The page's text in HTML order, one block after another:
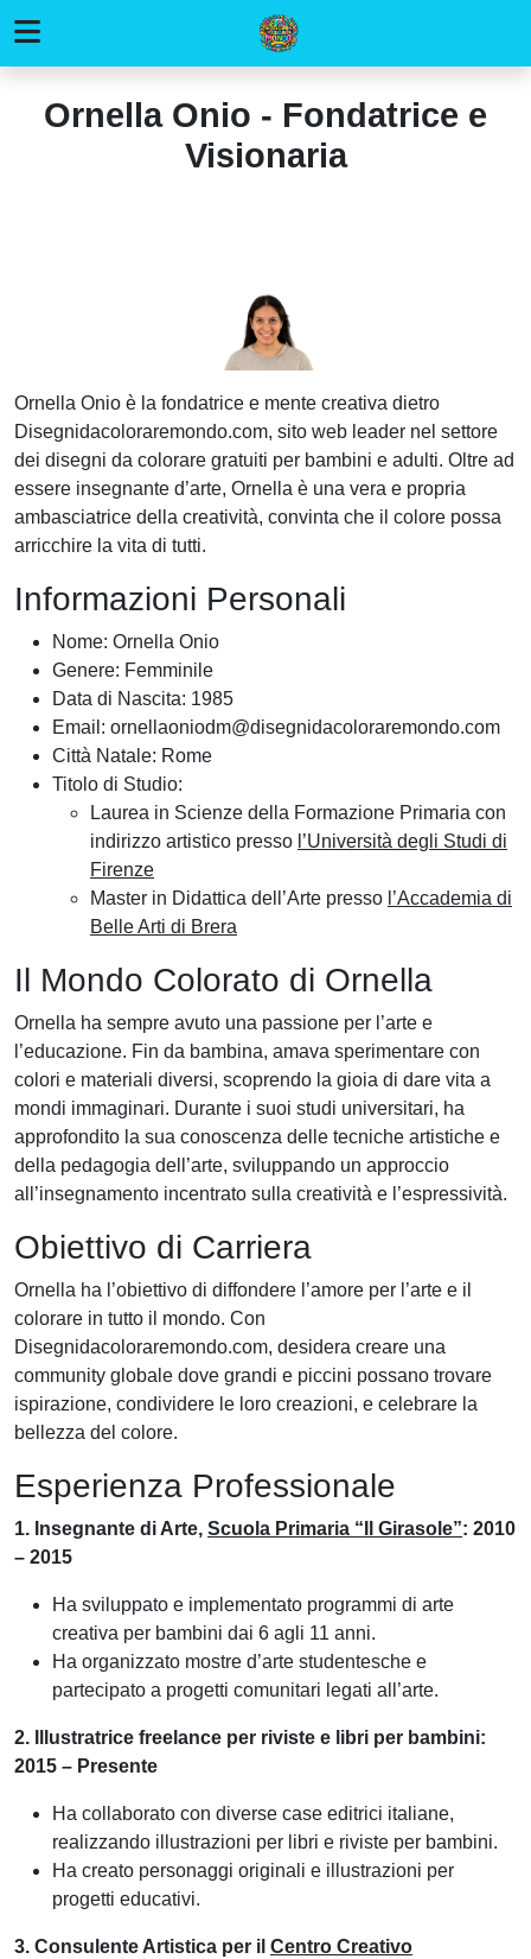
Ornella Onio - Fondatrice e
Visionaria
Ornella Onio è la fondatrice e mente creativa dietro
Disegnidacoloraremondo.com, sito web leader nel settore
dei disegni da colorare gratuiti per bambini e adulti. Oltre ad
essere insegnante d’arte, Ornella è una vera e propria
ambasciatrice della creatività, convinta che il colore possa
arricchire la vita di tutti.
Informazioni Personali
Nome: Ornella Onio
Genere: Femminile
Data di Nascita: 1985
Email: ornellaoniodm@disegnidacoloraremondo.com
Città Natale: Rome
Titolo di Studio:
Laurea in Scienze della Formazione Primaria con
indirizzo artistico presso l’Università degli Studi di
Firenze
Master in Didattica dell’Arte presso l’Accademia di
Belle Arti di Brera
Il Mondo Colorato di Ornella
Ornella ha sempre avuto una passione per l’arte e
l’educazione. Fin da bambina, amava sperimentare con
colori e materiali diversi, scoprendo la gioia di dare vita a
mondi immaginari. Durante i suoi studi universitari, ha
approfondito la sua conoscenza delle tecniche artistiche e
della pedagogia dell’arte, sviluppando un approccio
all’insegnamento incentrato sulla creatività e l’espressività.
Obiettivo di Carriera
Ornella ha l’obiettivo di diffondere l’amore per l’arte e il
colorare in tutto il mondo. Con
Disegnidacoloraremondo.com, desidera creare una
community globale dove grandi e piccini possano trovare
ispirazione, condividere le loro creazioni, e celebrare la
bellezza del colore.
Esperienza Professionale
1. Insegnante di Arte, Scuola Primaria “Il Girasole”: 2010
– 2015
Ha sviluppato e implementato programmi di arte
creativa per bambini dai 6 agli 11 anni.
Ha organizzato mostre d’arte studentesche e
partecipato a progetti comunitari legati all’arte.
2. Illustratrice freelance per riviste e libri per bambini:
2015 – Presente
Ha collaborato con diverse case editrici italiane,
realizzando illustrazioni per libri e riviste per bambini.
Ha creato personaggi originali e illustrazioni per
progetti educativi.
3. Consulente Artistica per il Centro Creativo